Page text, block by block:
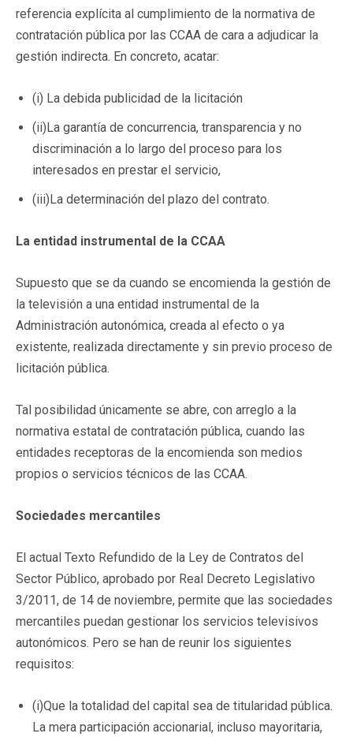
referencia explícita al cumplimiento de la normativa de
contratación pública por las CCAA de cara a adjudicar la
gestión indirecta. En concreto, acatar:
(i) La debida publicidad de la licitación
(ii)La garantía de concurrencia, transparencia y no
discriminación a lo largo del proceso para los
interesados en prestar el servicio,
(iii)La determinación del plazo del contrato.
La entidad instrumental de la CCAA
Supuesto que se da cuando se encomienda la gestión de
la televisión a una entidad instrumental de la
Administración autonómica, creada al efecto o ya
existente, realizada directamente y sin previo proceso de
licitación pública.
Tal posibilidad únicamente se abre, con arreglo a la
normativa estatal de contratación pública, cuando las
entidades receptoras de la encomienda son medios
propios o servicios técnicos de las CCAA.
Sociedades mercantiles
El actual Texto Refundido de la Ley de Contratos del
Sector Público, aprobado por Real Decreto Legislativo
3/2011, de 14 de noviembre, permite que las sociedades
mercantiles puedan gestionar los servicios televisivos
autonómicos. Pero se han de reunir los siguientes
requisitos:
(i)Que la totalidad del capital sea de titularidad pública.
La mera participación accionarial, incluso mayoritaria,